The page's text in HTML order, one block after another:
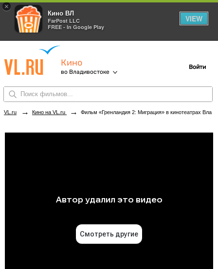
×
Кино ВЛ
FarPost LLC
FREE - In Google Play
VIEW
Кино
во Владивостоке
Войти
VL.ru → Кино на VL.ru → Фильм «Гренландия 2: Миграция» в кинотеатрах Владивостока. Купить билеты!